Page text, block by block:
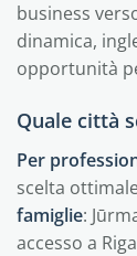
business
dinamica,
opportunità
Quale città
Per
scelta
famiglie:
accesso a